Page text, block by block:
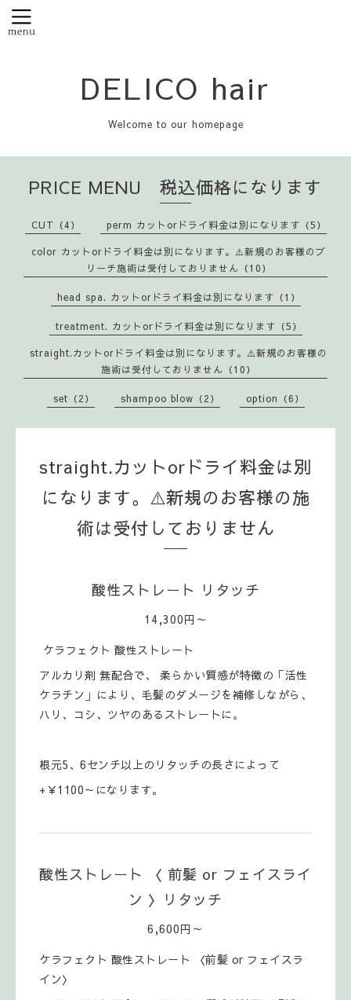
DELICO hair
Welcome to our homepage
PRICE MENU 税込価格になります
CUT（4） perm カットorドライ料金は別になります（5）
color カットorドライ料金は別になります。⚠️新規のお客様のブ
リーチ施術は受付しておりません（10）
head spa. カットorドライ料金は別になります（1）
treatment. カットorドライ料金は別になります（5）
straight.カットorドライ料金は別になります。⚠️新規のお客様の
施術は受付しておりません（10）
set（2） shampoo blow（2） option（6）
straight.カットorドライ料金は別
になります。⚠️新規のお客様の施
術は受付しておりません
酸性ストレート リタッチ
14,300円～
ケラフェクト 酸性ストレート
アルカリ剤 無配合で、 柔らかい質感が特徴の「活性
ケラチン」により、毛髪のダメージを補修しながら、
ハリ、コシ、ツヤのあるストレートに。
根元5、6センチ以上のリタッチの長さによって
+￥1100～になります。
酸性ストレート 〈 前髪 or フェイスライ
ン 〉リタッチ
6,600円～
ケラフェクト 酸性ストレート 〈前髪 or フェイスラ
イン〉